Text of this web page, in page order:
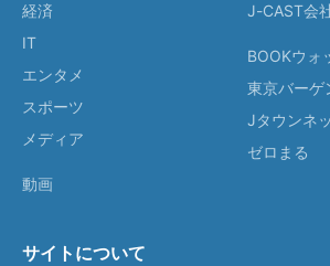
経済
IT
エンタメ
スポーツ
メディア
動画
J-CAST会
BOOKウォ
東京バーゲ
Jタウンネ
ゼロまる
サイトについて